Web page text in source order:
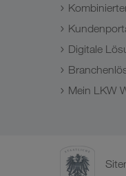
Digitale
Mein LKW